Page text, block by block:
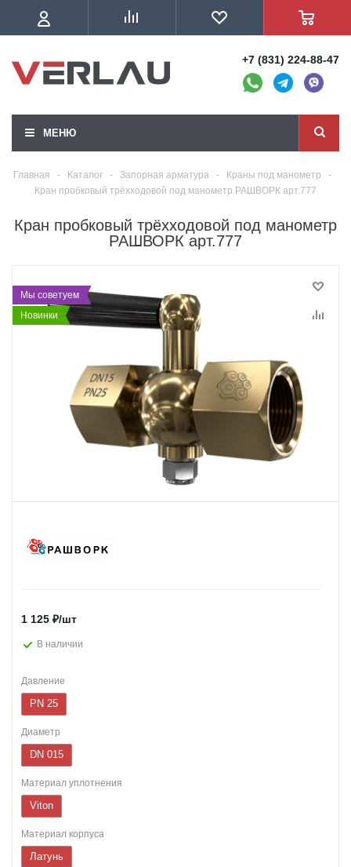
+7 (831) 224-88-47
МЕНЮ
Главная - Каталог - Запорная арматура - Краны под манометр
-
Кран пробковый трёхходовой под манометр РАШВОРК арт.777
Кран пробковый трёхходовой под манометр
РАШВОРК арт.777
Мы советуем
Новинки
1 125 ₽/шт
В наличии
Давление
PN 25
Диаметр
DN 015
Материал уплотнения
Viton
Материал корпуса
Латунь